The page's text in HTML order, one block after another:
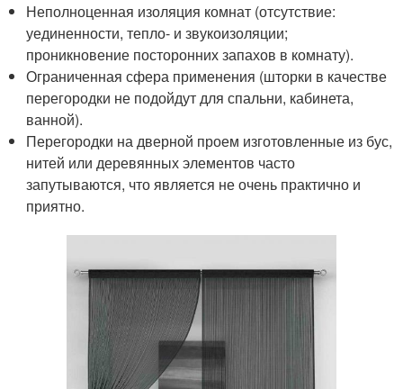
Неполноценная изоляция комнат (отсутствие:
уединенности, тепло- и звукоизоляции;
проникновение посторонних запахов в комнату).
Ограниченная сфера применения (шторки в качестве
перегородки не подойдут для спальни, кабинета,
ванной).
Перегородки на дверной проем изготовленные из бус,
нитей или деревянных элементов часто
запутываются, что является не очень практично и
приятно.